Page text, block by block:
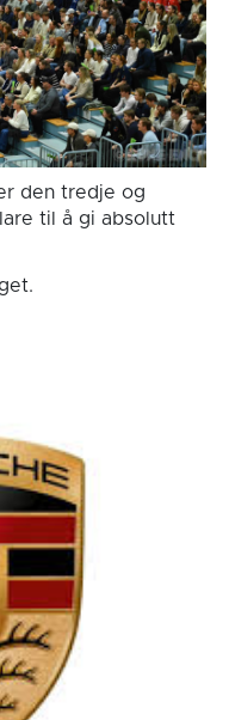
den tredje og
til å gi absolutt